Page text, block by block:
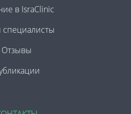
в IsraClinic
Отзывы